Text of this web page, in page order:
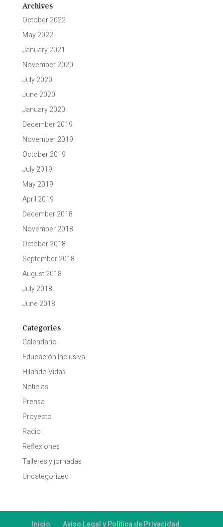
Archives
October 2022
May 2022
January 2021
November 2020
July 2020
June 2020
January 2020
December 2019
November 2019
October 2019
July 2019
May 2019
April 2019
December 2018
November 2018
October 2018
September 2018
August 2018
July 2018
June 2018
Categories
Calendario
Educación Inclusiva
Hilando Vidas
Noticias
Prensa
Proyecto
Radio
Reflexiones
Talleres y jornadas
Uncategorized
Inicio Aviso Legal y Política de Privacidad